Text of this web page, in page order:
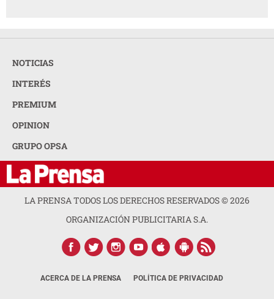
NOTICIAS
INTERÉS
PREMIUM
OPINION
GRUPO OPSA
LA PRENSA TODOS LOS DERECHOS RESERVADOS ©2026
ORGANIZACIÓN PUBLICITARIA S.A.
ACERCA DE LA PRENSA POLÍTICA DE PRIVACIDAD